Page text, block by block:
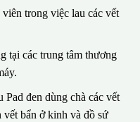
trong việc lau các vết
tại các trung tâm thương
Pad đen dùng chà các vết
vết bẩn ở kinh và đồ sứ